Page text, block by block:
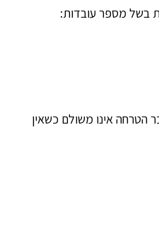
בשל מספר עובדות:
הטרחה אינו משולם כשאין